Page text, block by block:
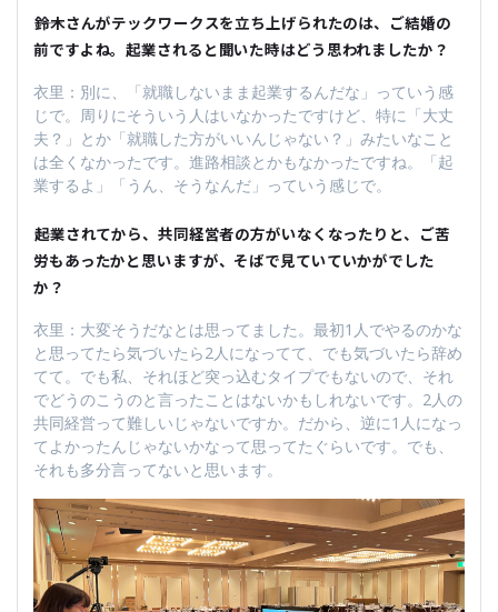
――鈴木さんがテックワークスを立ち上げられたのは、ご結婚の
前ですよね。起業されると聞いた時はどう思われましたか？
衣里：別に、「就職しないまま起業するんだな」っていう感
じで。周りにそういう人はいなかったですけど、特に「大丈
夫？」とか「就職した方がいいんじゃない？」みたいなこと
は全くなかったです。進路相談とかもなかったですね。「起
業するよ」「うん、そうなんだ」っていう感じで。
――起業されてから、共同経営者の方がいなくなったりと、ご苦
労もあったかと思いますが、そばで見ていていかがでした
か？
衣里：大変そうだなとは思ってました。最初1人でやるのかな
と思ってたら気づいたら2人になってて、でも気づいたら辞め
てて。でも私、それほど突っ込むタイプでもないので、それ
でどうのこうのと言ったことはないかもしれないです。2人の
共同経営って難しいじゃないですか。だから、逆に1人になっ
てよかったんじゃないかなって思ってたぐらいです。でも、
それも多分言ってないと思います。